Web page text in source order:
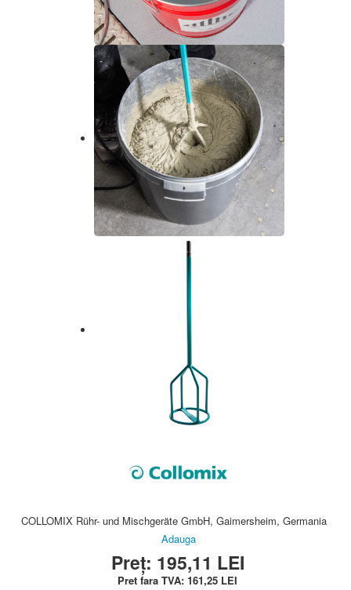
COLLOMIX Rühr- und Mischgeräte GmbH, Gaimersheim, Germania
Adauga
Preț: 195,11 LEI
Pret fara TVA:161,25 LEI